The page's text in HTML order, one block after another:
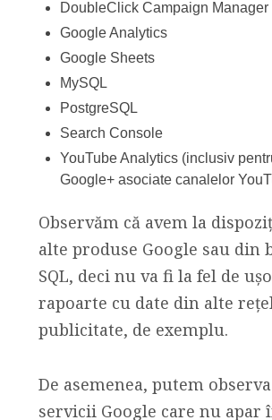
DoubleClick Campaign Manager
Google Analytics
Google Sheets
MySQL
PostgreSQL
Search Console
YouTube Analytics (inclusiv
Google+ asociate canalelor
Observăm că avem la
alte produse Google sau din
SQL, deci nu va fi la fel de
rapoarte cu date din alte
publicitate, de exemplu.
De asemenea, putem
servicii Google care nu apar